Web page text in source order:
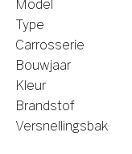
Model
Type
Carrosserie
Bouwjaar
Kleur
Brandstof
Versnellingsbak